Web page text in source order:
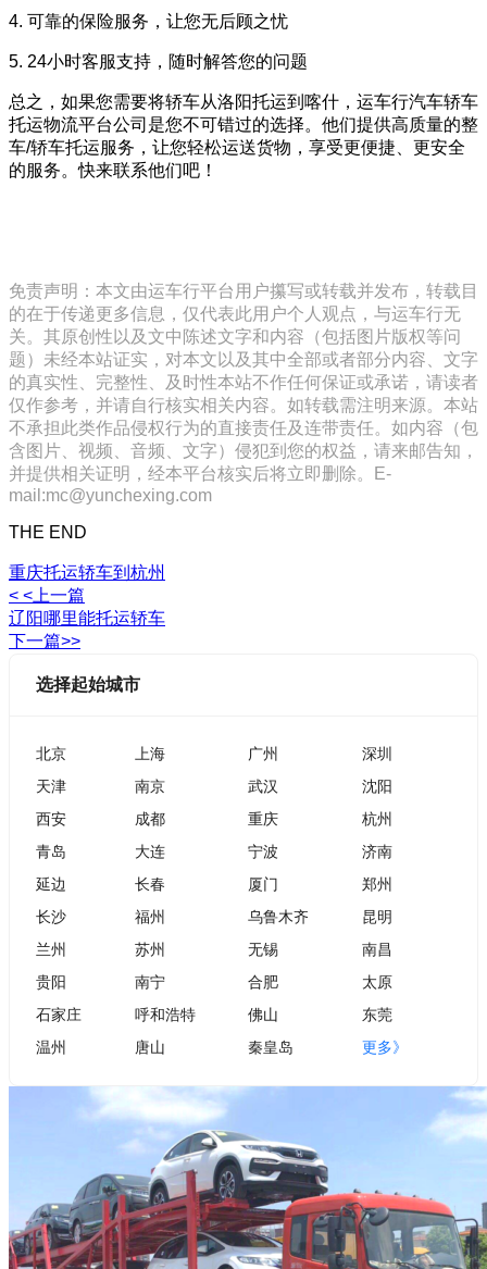
4. 可靠的保险服务，让您无后顾之忧
5. 24小时客服支持，随时解答您的问题
总之，如果您需要将轿车从洛阳托运到喀什，运车行汽车轿车
托运物流平台公司是您不可错过的选择。他们提供高质量的整
车/轿车托运服务，让您轻松运送货物，享受更便捷、更安全
的服务。快来联系他们吧！
免责声明：本文由运车行平台用户攥写或转载并发布，转载目
的在于传递更多信息，仅代表此用户个人观点，与运车行无
关。其原创性以及文中陈述文字和内容（包括图片版权等问
题）未经本站证实，对本文以及其中全部或者部分内容、文字
的真实性、完整性、及时性本站不作任何保证或承诺，请读者
仅作参考，并请自行核实相关内容。如转载需注明来源。本站
不承担此类作品侵权行为的直接责任及连带责任。如内容（包
含图片、视频、音频、文字）侵犯到您的权益，请来邮告知，
并提供相关证明，经本平台核实后将立即删除。E-
mail:mc@yunchexing.com
THE END
重庆托运轿车到杭州
< <上一篇
辽阳哪里能托运轿车
下一篇>>
选择起始城市
北京 上海 广州
深圳
天津
南京 武汉
沈阳
西安
成都 重庆
杭州
青岛
大连 宁波
济南
延边
长春 厦门
郑州
长沙
福州 乌鲁木齐
昆明
兰州
苏州 无锡
南昌
贵阳
南宁 合肥
太原
石家庄
呼和浩特 佛山
东莞
温州
唐山 秦皇岛 更多》